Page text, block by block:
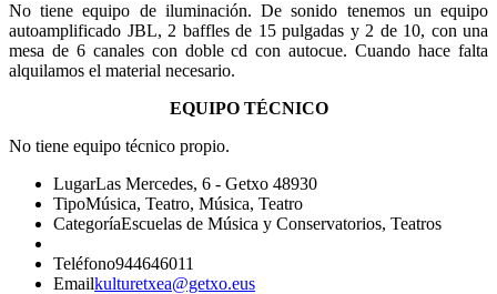
No tiene equipo de iluminación. De sonido tenemos un equipo
autoamplificado JBL, 2 baffles de 15 pulgadas y 2 de 10, con una
mesa de 6 canales con doble cd con autocue. Cuando hace falta
alquilamos el material necesario.
EQUIPO TÉCNICO
No tiene equipo técnico propio.
LugarLas Mercedes, 6 - Getxo 48930
TipoMúsica, Teatro, Música, Teatro
CategoríaEscuelas de Música y Conservatorios, Teatros
Teléfono944646011
Emailkulturetxea@getxo.eus